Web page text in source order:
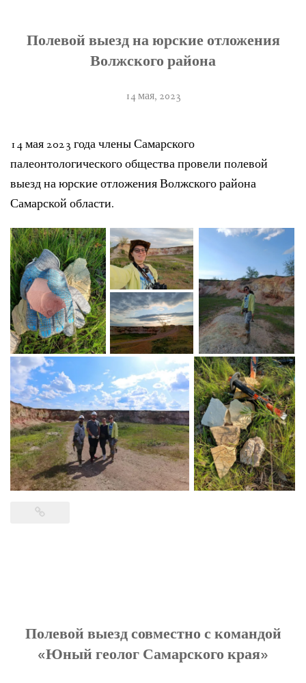
Полевой выезд на юрские отложения
Волжского района
14 мая, 2023
14 мая 2023 года члены Самарского
палеонтологического общества провели полевой
выезд на юрские отложения Волжского района
Самарской области.
Полевой выезд совместно с командой
«Юный геолог Самарского края»